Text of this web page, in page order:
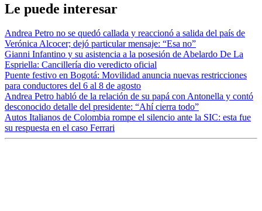
Le puede interesar
Andrea Petro no se quedó callada y reaccionó a salida del país de
Verónica Alcocer; dejó particular mensaje: “Esa no”
Gianni Infantino y su asistencia a la posesión de Abelardo De La
Espriella: Cancillería dio veredicto oficial
Puente festivo en Bogotá: Movilidad anuncia nuevas restricciones
para conductores del 6 al 8 de agosto
Andrea Petro habló de la relación de su papá con Antonella y contó
desconocido detalle del presidente: “Ahí cierra todo”
Autos Italianos de Colombia rompe el silencio ante la SIC: esta fue
su respuesta en el caso Ferrari